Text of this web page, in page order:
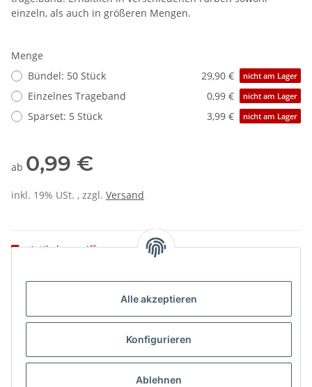
Alle akzeptieren
Konfigurieren
Ablehnen
einzeln, als auch in größeren Mengen.
Menge
Bündel: 50 Stück
29,90 € nicht am Lager
Einzelnes Trageband 0,99 € nicht am Lager
Sparset: 5 Stück 3,99 € nicht am Lager
ab 0,99 €
inkl. 19% USt. , zzgl. Versand
Artikel vergriffen
Dieser Artikel hat Variationen. Wählen Sie bitte die
gewünschte Variation aus.